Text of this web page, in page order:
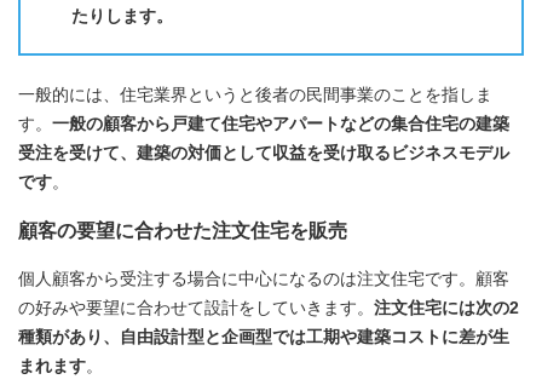
たりします。
一般的には、住宅業界というと後者の民間事業のことを指しま
す。 一般の顧客から戸建て住宅やアパートなどの集合住宅の建築
受注を受けて、建築の対価として収益を受け取るビジネスモデル
です。
顧客の要望に合わせた注文住宅を販売
個人顧客から受注する場合に中心になるのは注文住宅です。顧客
の好みや要望に合わせて設計をしていきます。 注文住宅には次の2
種類があり、自由設計型と企画型では工期や建築コストに差が生
まれます。